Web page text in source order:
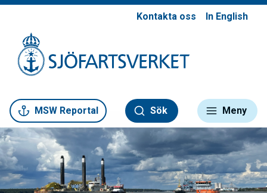
Kontakta oss In English
MSW Reportal Sök Meny